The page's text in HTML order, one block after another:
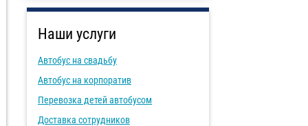
Наши услуги
Автобус на свадьбу
Автобус на корпоратив
Перевозка детей автобусом
Доставка сотрудников